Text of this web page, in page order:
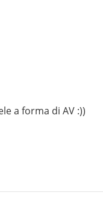
a forma di AV :))